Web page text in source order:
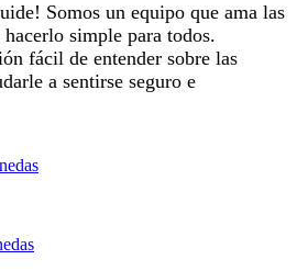
Somos un equipo que ama las
simple para todos.
fácil de entender sobre las
a sentirse seguro e